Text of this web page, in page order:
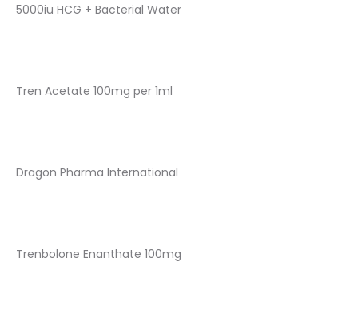
5000iu HCG + Bacterial Water
Tren Acetate 100mg per 1ml
Dragon Pharma International
Trenbolone Enanthate 100mg